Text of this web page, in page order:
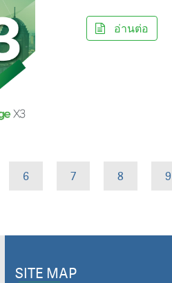
อ่านต่อ
6 7 8 9
SITE MAP